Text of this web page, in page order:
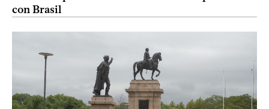
con Brasil